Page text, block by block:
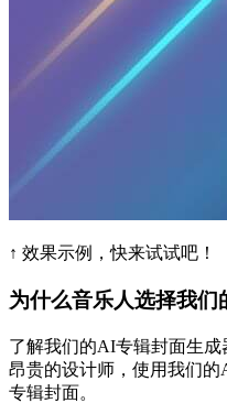
↑ 效果示例，快来试试吧！
为什么音乐人选择我
了解我们的AI专辑封面生成
昂贵的设计师，使用我们
专辑封面。